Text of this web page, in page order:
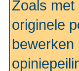
Zoals
originele
bewerken